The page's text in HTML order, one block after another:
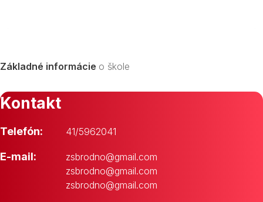
Základné informácie o škole
Kontakt
Telefón: 41/5962041
E-mail:
zsbrodno@gmail.com
zsbrodno@gmail.com
zsbrodno@gmail.com